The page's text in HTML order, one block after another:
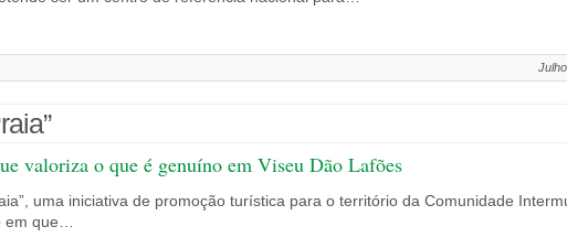
valoriza o que é genuíno em Viseu Dão Lafões
uma iniciativa de promoção turística para o território da Comunidade
em que…